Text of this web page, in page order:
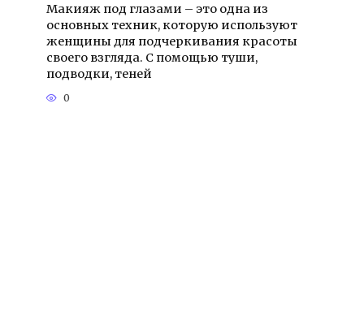
Макияж под глазами – это одна из
основных техник, которую используют
женщины для подчеркивания красоты
своего взгляда. С помощью туши,
подводки, теней
0